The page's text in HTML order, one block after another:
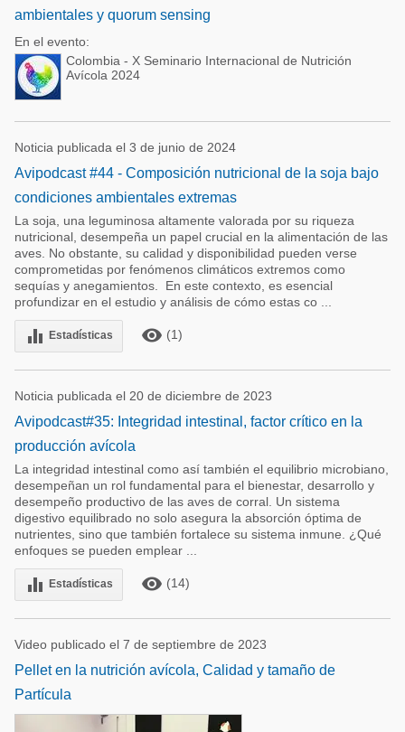
ambientales y quorum sensing
En el evento:
Colombia - X Seminario Internacional de Nutrición
Avícola 2024
Noticia publicada el 3 de junio de 2024
Avipodcast #44 - Composición nutricional de la soja bajo
condiciones ambientales extremas
La soja, una leguminosa altamente valorada por su riqueza
nutricional, desempeña un papel crucial en la alimentación de las
aves. No obstante, su calidad y disponibilidad pueden verse
comprometidas por fenómenos climáticos extremos como
sequías y anegamientos. En este contexto, es esencial
profundizar en el estudio y análisis de cómo estas co ...
equalizer Estadísticas remove_red_eye (1)
Noticia publicada el 20 de diciembre de 2023
Avipodcast#35: Integridad intestinal, factor crítico en la
producción avícola
La integridad intestinal como así también el equilibrio microbiano,
desempeñan un rol fundamental para el bienestar, desarrollo y
desempeño productivo de las aves de corral. Un sistema
digestivo equilibrado no solo asegura la absorción óptima de
nutrientes, sino que también fortalece su sistema inmune. ¿Qué
enfoques se pueden emplear ...
equalizer Estadísticas remove_red_eye (14)
Video publicado el 7 de septiembre de 2023
Pellet en la nutrición avícola, Calidad y tamaño de
Partícula